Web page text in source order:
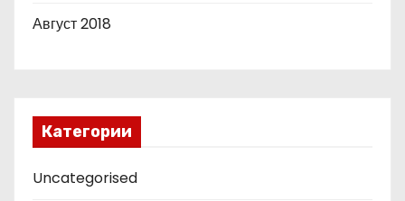
Август 2018
Категории
Uncategorised